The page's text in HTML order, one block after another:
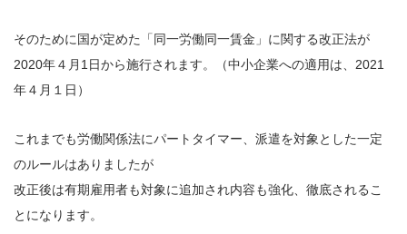
そのために国が定めた「同一労働同一賃金」に関する改正法が
2020年４月1日から施行されます。（中小企業への適用は、2021
年４月１日）
これまでも労働関係法にパートタイマー、派遣を対象とした一定
のルールはありましたが
改正後は有期雇用者も対象に追加され内容も強化、徹底されるこ
とになります。